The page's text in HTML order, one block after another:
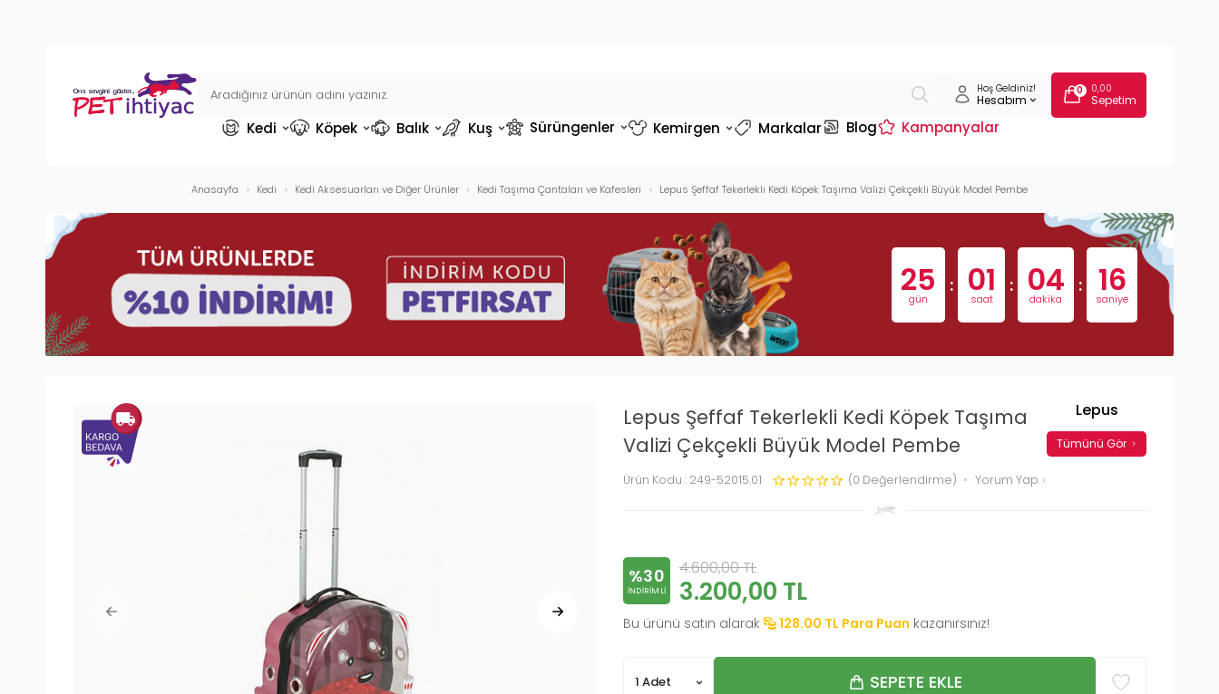
Hoş Geldiniz!
Hesabım
0 0,00
Sepetim
Kedi Köpek Balık Kuş Sürüngenler Kemirgen Markalar Blog Kampanyalar
Anasayfa Kedi Kedi Aksesuarları ve Diğer Ürünler Kedi Taşıma Çantaları ve Kafesleri Lepus Şeffaf Tekerlekli Kedi Köpek Taşıma Valizi Çekçekli Büyük Model Pembe
25
gün
: 01
saat
: 04
dakika
: 15
saniye
Lepus Şeffaf Tekerlekli Kedi Köpek Taşıma
Valizi Çekçekli Büyük Model Pembe
Ürün Kodu : 249-52015.01 (0 Değerlendirme) Yorum Yap
Lepus
Tümünü Gör
%30
INDIRIMLI
4.600,00TL
3.200,00 TL
Bu ürünü satın alarak 128.00 TL Para Puan kazanırsınız!
SEPETE EKLE